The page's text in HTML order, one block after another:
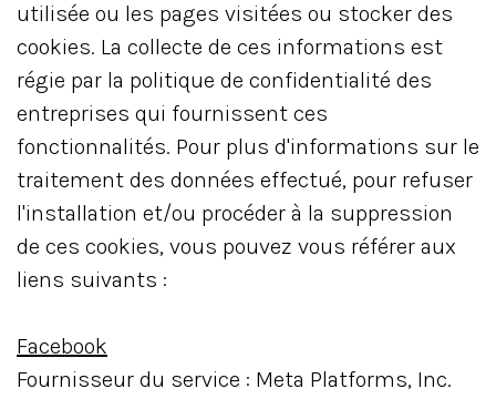
utilisée ou les pages visitées ou stocker des
cookies. La collecte de ces informations est
régie par la politique de confidentialité des
entreprises qui fournissent ces
fonctionnalités. Pour plus d'informations sur le
traitement des données effectué, pour refuser
l'installation et/ou procéder à la suppression
de ces cookies, vous pouvez vous référer aux
liens suivants :
Facebook
Fournisseur du service : Meta Platforms, Inc.